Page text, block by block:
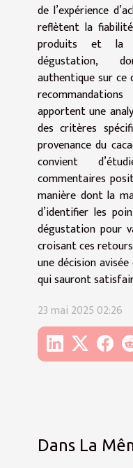
de l’expérience
reflètent la
produits et la
dégustation,
authentique sur ce
apportent une
des critères
provenance du
convient
commentaires
manière dont la
d’identifier les
dégustation pour
croisant ces
une décision
qui sauront
23 mai 2025 02:26
Dans La